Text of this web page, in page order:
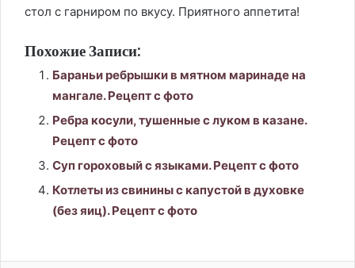
стол с гарниром по вкусу. Приятного аппетита!
Похожие Записи:
Бараньи ребрышки в мятном маринаде на
мангале. Рецепт с фото
Ребра косули, тушенные с луком в казане.
Рецепт с фото
Суп гороховый с языками. Рецепт с фото
Котлеты из свинины с капустой в духовке
(без яиц). Рецепт с фото